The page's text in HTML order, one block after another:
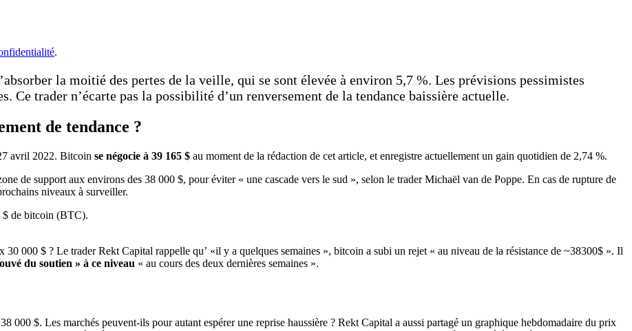
.
la moitié des pertes de la veille, qui se sont élevée à environ 5,7 %. Les prévisions pessimistes
Ce trader n’écarte pas la possibilité d’un renversement de la tendance baissière actuelle.
de tendance ?
avril 2022. Bitcoin se négocie à 39 165 $ au moment de la rédaction de cet article, et enregistre actuellement un gain quotidien de 2,74 %.
de support aux environs des 38 000 $, pour éviter « une cascade vers le sud », selon le trader Michaël van de Poppe. En cas de rupture de
niveaux à surveiller.
30 000 $ ? Le trader Rekt Capital rappelle qu’ «il y a quelques semaines », bitcoin a subi un rejet « au niveau de la résistance de ~38300$ ». Il
du soutien » à ce niveau « au cours des deux dernières semaines ».
000 $. Les marchés peuvent-ils pour autant espérer une reprise haussière ? Rekt Capital a aussi partagé un graphique hebdomadaire du prix